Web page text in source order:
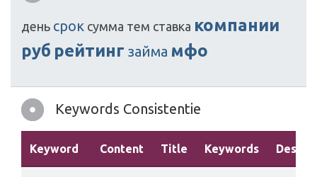
день срок сумма тем ставка компании
руб рейтинг займа мфо
Keywords Consistentie
Keyword Content Title Keywords